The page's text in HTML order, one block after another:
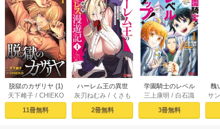
脱獄のカザリヤ (1)
天下雌子/ CHIEKO
11冊無料
ハーレム王の異世
界プレス漫遊記 ～
最強無双のおじさ
んはあらゆる種族
灰刃ねむみ / くさも
ち
2冊無料
学園騎士のレベル
アップ！レベル100
0超えの転生者、落
ちこぼれクラスに
三上康明 / 白石識
3冊無料
醜
同
サ